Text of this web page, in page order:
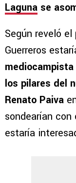
Laguna se
Según reveló
Guerreros
los pilares del
Renato Paiva
sondearían
estaría